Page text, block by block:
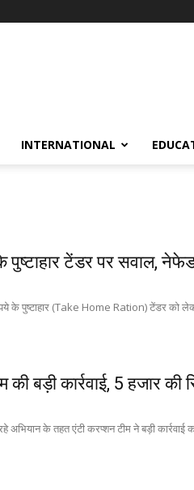
INTERNATIONAL
टेंडर पर सवाल, नेफेड
पुष्टाहार (Take Home Ration) टेंडर को
बड़ी कार्रवाई, 5 हजार की
अभियान के तहत एंटी करप्शन टीम ने बड़ी कार्रवाई